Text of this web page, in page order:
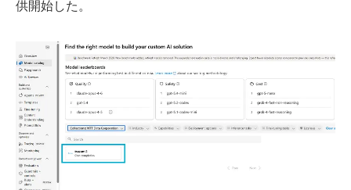
供開始した。